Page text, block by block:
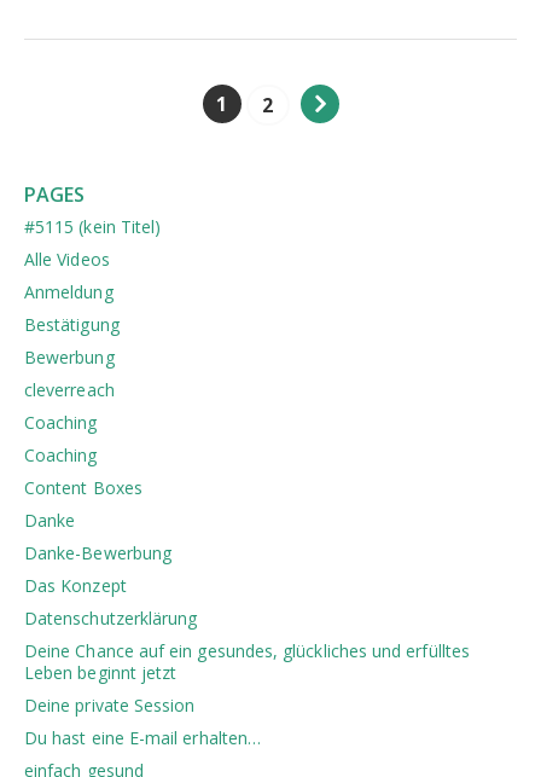
1 2
PAGES
#5115 (kein Titel)
Alle Videos
Anmeldung
Bestätigung
Bewerbung
cleverreach
Coaching
Coaching
Content Boxes
Danke
Danke-Bewerbung
Das Konzept
Datenschutzerklärung
Deine Chance auf ein gesundes, glückliches und erfülltes
Leben beginnt jetzt
Deine private Session
Du hast eine E-mail erhalten…
einfach gesund